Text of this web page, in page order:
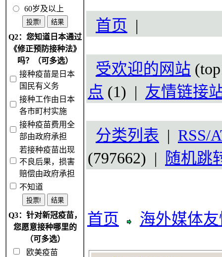
60岁及以上
Q2：您知道日本通过
《修正预防接种法》
吗？（可多选）
接种疫苗是日本
国民有义务
接种工作由日本
各市町村实施
接种疫苗费用全
部由政府承担
若接种疫苗出现
不良后果，损害
赔偿由政府承担
不知道
Q3：针对新冠疫苗，
您愿意接种哪里的
（可多选）
欧美疫苗
首页 |
受欢迎的网站
点 (1) | 友情链接
分类列表 | RSS/
(797662) |
随机跳
首页 海外媒体